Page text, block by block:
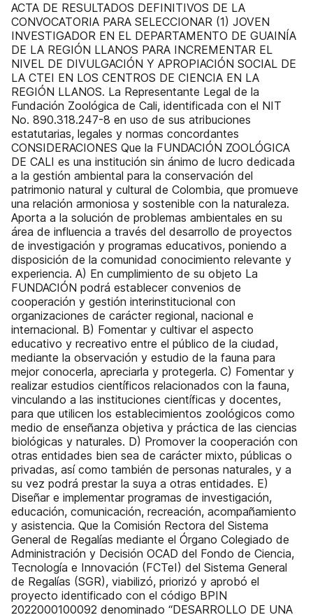
ACTA DE RESULTADOS DEFINITIVOS DE LA
CONVOCATORIA PARA SELECCIONAR (1) JOVEN
INVESTIGADOR EN EL DEPARTAMENTO DE GUAINÍA
DE LA REGIÓN LLANOS PARA INCREMENTAR EL
NIVEL DE DIVULGACIÓN Y APROPIACIÓN SOCIAL DE
LA CTEI EN LOS CENTROS DE CIENCIA EN LA
REGIÓN LLANOS. La Representante Legal de la
Fundación Zoológica de Cali, identificada con el NIT
No. 890.318.247-8 en uso de sus atribuciones
estatutarias, legales y normas concordantes
CONSIDERACIONES Que la FUNDACIÓN ZOOLÓGICA
DE CALI es una institución sin ánimo de lucro dedicada
a la gestión ambiental para la conservación del
patrimonio natural y cultural de Colombia, que promueve
una relación armoniosa y sostenible con la naturaleza.
Aporta a la solución de problemas ambientales en su
área de influencia a través del desarrollo de proyectos
de investigación y programas educativos, poniendo a
disposición de la comunidad conocimiento relevante y
experiencia. A) En cumplimiento de su objeto La
FUNDACIÓN podrá establecer convenios de
cooperación y gestión interinstitucional con
organizaciones de carácter regional, nacional e
internacional. B) Fomentar y cultivar el aspecto
educativo y recreativo entre el público de la ciudad,
mediante la observación y estudio de la fauna para
mejor conocerla, apreciarla y protegerla. C) Fomentar y
realizar estudios científicos relacionados con la fauna,
vinculando a las instituciones científicas y docentes,
para que utilicen los establecimientos zoológicos como
medio de enseñanza objetiva y práctica de las ciencias
biológicas y naturales. D) Promover la cooperación con
otras entidades bien sea de carácter mixto, públicas o
privadas, así como también de personas naturales, y a
su vez podrá prestar la suya a otras entidades. E)
Diseñar e implementar programas de investigación,
educación, comunicación, recreación, acompañamiento
y asistencia. Que la Comisión Rectora del Sistema
General de Regalías mediante el Órgano Colegiado de
Administración y Decisión OCAD del Fondo de Ciencia,
Tecnología e Innovación (FCTeI) del Sistema General
de Regalías (SGR), viabilizó, priorizó y aprobó el
proyecto identificado con el código BPIN
2022000100092 denominado “DESARROLLO DE UNA